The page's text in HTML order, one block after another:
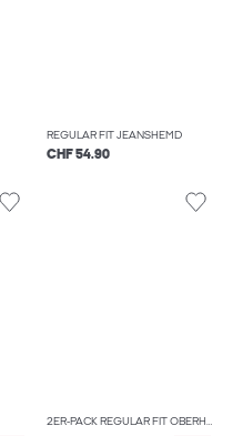
REGULAR FIT JEANSHEMD
CHF 54.90
2ER-PACK REGULAR FIT OBERHEMD